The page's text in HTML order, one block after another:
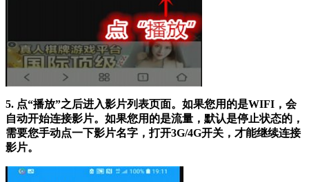
5. 点“播放”之后进入影片列表页面。如果您用的是WIFI，会
自动开始连接影片。如果您用的是流量，默认是停止状态的，
需要您手动点一下影片名字，打开3G/4G开关，才能继续连接
影片。